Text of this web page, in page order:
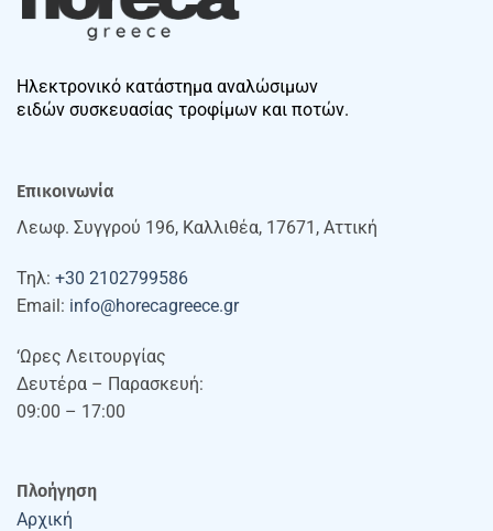
Ηλεκτρονικό κατάστημα αναλώσιμων
ειδών συσκευασίας τροφίμων και ποτών.
Επικοινωνία
Λεωφ. Συγγρού 196, Καλλιθέα, 17671, Αττική
Τηλ: +30 2102799586
Email: info@horecagreece.gr
‘Ωρες Λειτουργίας
Δευτέρα – Παρασκευή:
09:00 – 17:00
Πλοήγηση
Αρχική